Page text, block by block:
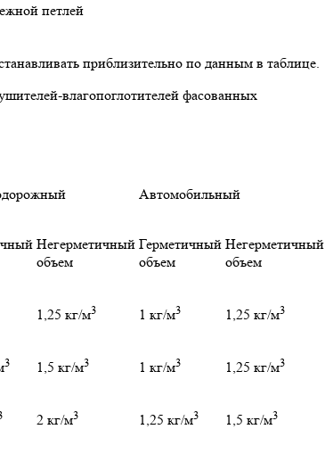
петлей
приблизительно по данным в таблице.
влагопоглотителей фасованных
Автомобильный
Негерметичный
объем
Герметичный
объем
Негерметичный
объем
1,25 кг/м3 1 кг/м3 1,25 кг/м3
3 1,5 кг/м3 1 кг/м3 1,25 кг/м3
2 кг/м3 1,25 кг/м3 1,5 кг/м3